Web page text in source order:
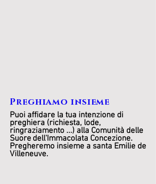
Preghiamo insieme
Puoi affidare la tua intenzione di
preghiera (richiesta, lode,
ringraziamento ...) alla Comunità delle
Suore dell'Immacolata Concezione.
Pregheremo insieme a santa Emilie de
Villeneuve.